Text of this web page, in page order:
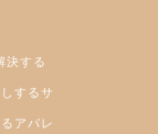
決する
するサ
アパレ